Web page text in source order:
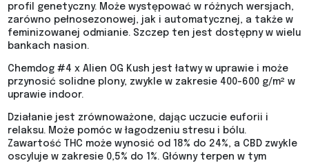
profil genetyczny. Może występować w różnych wersjach,
zarówno pełnosezonowej, jak i automatycznej, a także w
feminizowanej odmianie. Szczep ten jest dostępny w wielu
bankach nasion.
Chemdog #4 x Alien OG Kush jest łatwy w uprawie i może
przynosić solidne plony, zwykle w zakresie 400-600 g/m² w
uprawie indoor.
Działanie jest zrównoważone, dając uczucie euforii i
relaksu. Może pomóc w łagodzeniu stresu i bólu.
Zawartość THC może wynosić od 18% do 24%, a CBD zwykle
oscyluje w zakresie 0,5% do 1%. Główny terpen w tym